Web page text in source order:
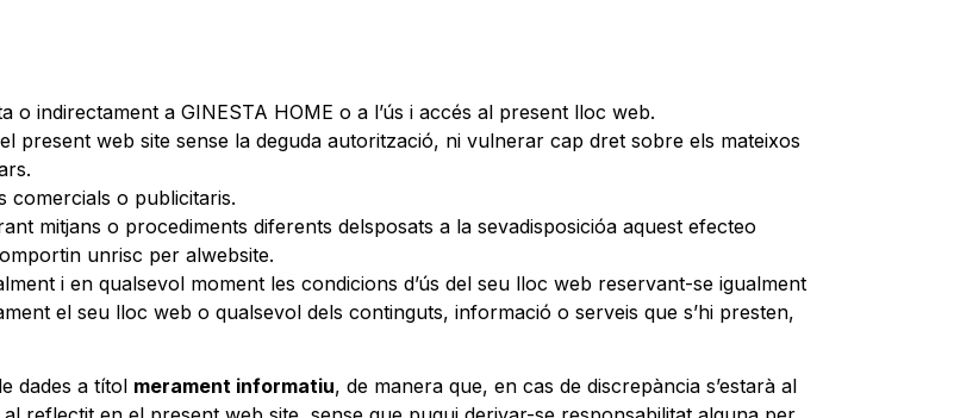
indirectament a GINESTA HOME o a l’ús i accés al present lloc web.
present web site sense la deguda autorització, ni vulnerar cap dret sobre els mateixos
comercials o publicitaris.
mitjans o procediments diferents delsposats a la sevadisposicióa aquest efecteo
unrisc per alwebsite.
i en qualsevol moment les condicions d’ús del seu lloc web reservant-se igualment
el seu lloc web o qualsevol dels continguts, informació o serveis que s’hi presten,
dades a títol merament informatiu, de manera que, en cas de discrepància s’estarà al